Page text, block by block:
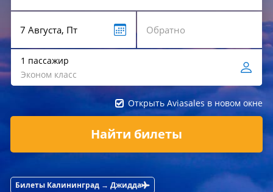
1 пассажир
Эконом класс
Открыть Aviasales в новом окне
Найти билеты
Билеты Калининград → Джидда